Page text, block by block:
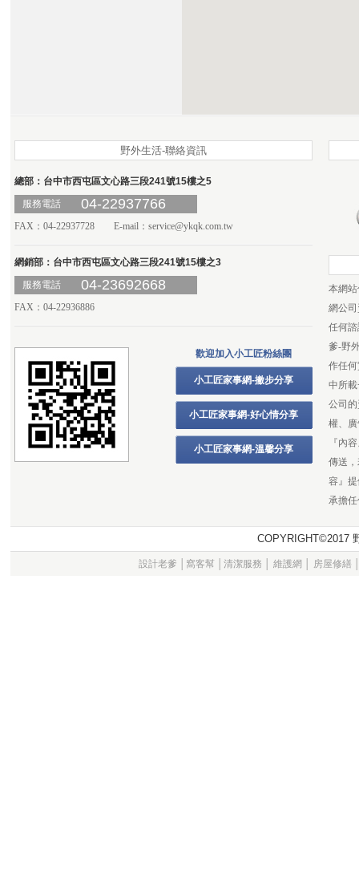
野外生活-聯絡資訊
總部：台中市西屯區文心路三段241號15樓之5
服務電話
04-22937766
FAX：04-22937728 E-mail： service@ykqk.com.tw
網銷部：台中市西屯區文心路三段241號15樓之3
服務電話
04-23692668
FAX：04-22936886
歡迎加入小工匠粉絲團
小工匠家事網-撇步分享
小工匠家事網-好心情分享
小工匠家事網-溫馨分享
本網
網公
任何
爹-野
作任
中所
公司
權、
『內
傳送
容』
承擔
設計老爹 窩客幫 清潔服務 維護網 房屋修繕